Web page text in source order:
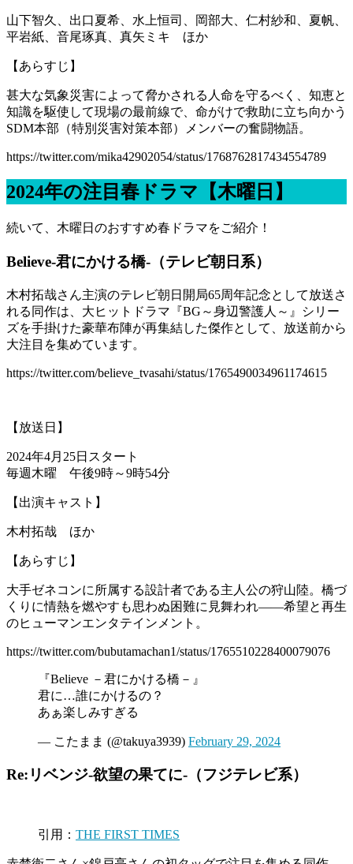
山下智久、出口夏希、水上恒司、岡部大、仁村紗和、夏帆、
平岩紙、音尾琢真、真矢ミキ ほか
【あらすじ】
甚大な気象災害によって脅かされる人命を守るべく、知恵と
知識を駆使して現場の最前線で、命がけで救助に立ち向かう
SDM本部（特別災害対策本部）メンバーの奮闘物語。
https://twitter.com/mika42902054/status/1768762817434554789
2024年の注目春ドラマ【木曜日】
続いて、木曜日のおすすめ春ドラマをご紹介！
Believe-君にかける橋-（テレビ朝日系）
木村拓哉さん主演のテレビ朝日開局65周年記念として放送さ
れる同作は、大ヒットドラマ『BG～身辺警護人～』シリー
ズを手掛けた豪華布陣が再集結した傑作として、放送前から
大注目を集めています。
https://twitter.com/believe_tvasahi/status/1765490034961174615
【放送日】
2024年4月25日スタート
毎週木曜 午後9時～9時54分
【出演キャスト】
木村拓哉 ほか
【あらすじ】
大手ゼネコンに所属する設計者である主人公の狩山陸。橋づ
くりに情熱を燃やすも思わぬ困難に見舞われ――希望と再生
のヒューマンエンタテインメント。
https://twitter.com/bubutamachan1/status/1765510228400079076
『Believe －君にかける橋－』
君に…誰にかけるの？
あぁ楽しみすぎる
— こたまま (@takuya3939) February 29, 2024
Re:リベンジ-欲望の果てに-（フジテレビ系）
引用： THE FIRST TIMES